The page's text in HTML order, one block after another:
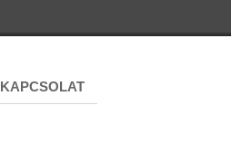
KAPCSOLAT